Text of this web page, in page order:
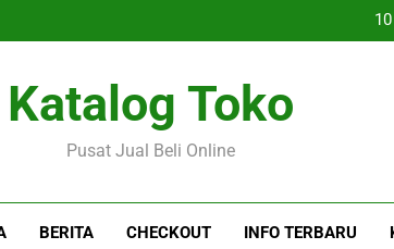
Katalog Toko
Pusat Jual Beli Online
BERITA CHECKOUT INFO TERBARU